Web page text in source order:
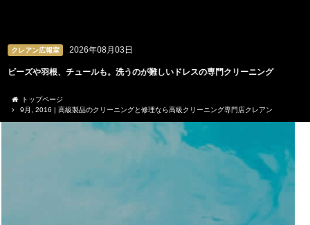
クレアン広報室 2026年08月03日
ビーズや羽根、チュールも。洗うのが難しいドレスの専門クリーニング
トップページ
9月, 2016 | 高級製品のクリーニングと修理なら高級クリーニング専門店クレアン